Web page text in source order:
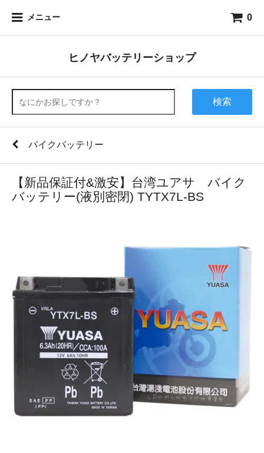
メニュー 0
ヒノヤバッテリーショップ
検索
バイクバッテリー
【新品保証付&激安】台湾ユアサ バイク
バッテリー(液別密閉) TYTX7L-BS